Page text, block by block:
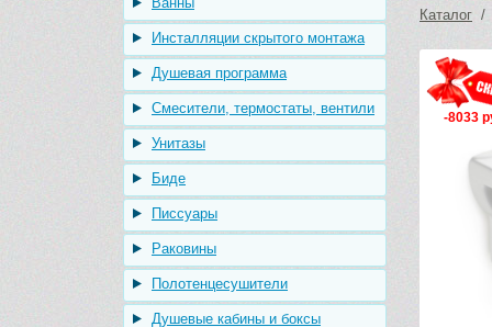
Инсталляции скрытого монтажа
Душевая программа
Смесители, термостаты, вентили
Унитазы
Биде
Писсуары
Раковины
Полотенцесушители
Душевые кабины и боксы
Каталог /
-8033